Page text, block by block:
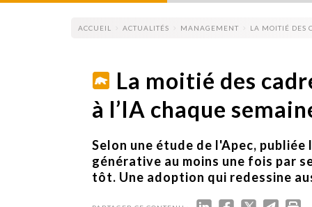
COLLECTIVITÉS
AGENCES
RETAIL
MÉDIAS
MANAGEMENT
ACCUEIL ACTUALITÉS MANAGEMENT LA MOITIÉ DES
La moitié des
à l’IA chaque
Selon une étude de l'Apec,
générative au moins une fois par
tôt. Une adoption qui redessine